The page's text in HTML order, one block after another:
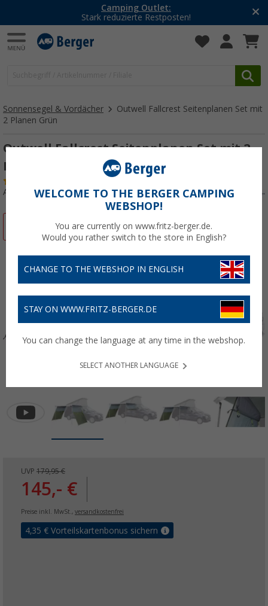
Camping Outlet:
Stark reduzierte Restposten!
Sonnensegel & Vordächer
Outwell Fallcrest Seitenplanen Set mit
2 Planen Grün
Outwell Fallcrest Seitenplanen Set mit 2
Planen Grün
Art.-Nr.: 292063
UVP 179,95 €
145,- €
Preise inkl. MwSt., versandkostenfrei
4,35 € Vorteilskartenbonus sichern
WELCOME TO THE BERGER CAMPING
WEBSHOP!
You are currently on www.fritz-berger.de.
Would you rather switch to the store in English?
CHANGE TO THE WEBSHOP IN ENGLISH
STAY ON WWW.FRITZ-BERGER.DE
You can change the language at any time in the webshop.
SELECT ANOTHER LANGUAGE